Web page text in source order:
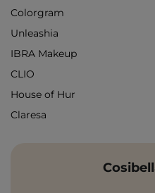
Colorgram
Unleashia
IBRA Makeup
CLIO
House of Hur
Claresa